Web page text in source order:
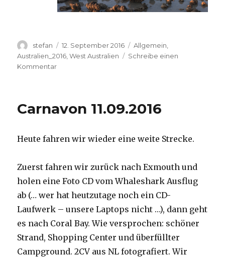
Autor
stefan
Veröffentlicht
am
12. September 2016 Kategorien
Allgemein
Australien_2016 ,West Australien
Schreibe einen
Kommentarzu
Carnavon 11.09.2016
Heute fahren wir wieder eine weite Strecke.
Zuerst fahren wir zurück nach Exmouth und
holen eine Foto CD vom Whaleshark Ausflug
ab (… wer hat heutzutage noch ein CD-
Laufwerk – unsere Laptops nicht …), dann geht
es nach Coral Bay. Wie versprochen: schöner
Strand, Shopping Center und überfüllter
Campground.2CV aus NL fotografiert. Wir